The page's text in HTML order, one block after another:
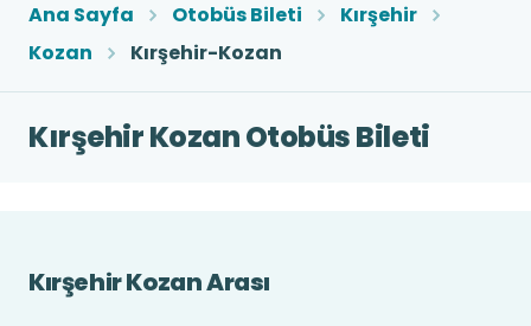
Ana Sayfa Otobüs Bileti
Kırşehir
Kozan
Kırşehir-Kozan
Kırşehir Kozan Otobüs Bileti
Kırşehir Kozan Arası